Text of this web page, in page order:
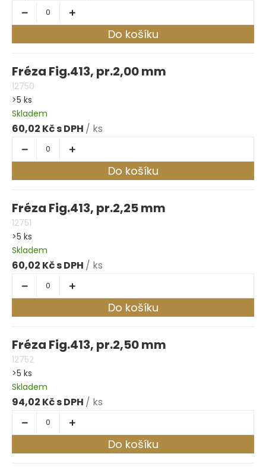
Do košíku
Fréza Fig.413, pr.2,00 mm
12750
>5 ks
Skladem
60,02 Kč / ks
Do košíku
Fréza Fig.413, pr.2,25 mm
12751
>5 ks
Skladem
60,02 Kč / ks
Do košíku
Fréza Fig.413, pr.2,50 mm
12752
>5 ks
Skladem
94,02 Kč / ks
Do košíku